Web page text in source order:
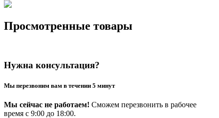
Просмотренные товары
Нужна консультация?
Мы перезвоним вам в течении 5 минут
Мы сейчас не работаем! Сможем перезвонить в рабочее
время с 9:00 до 18:00.